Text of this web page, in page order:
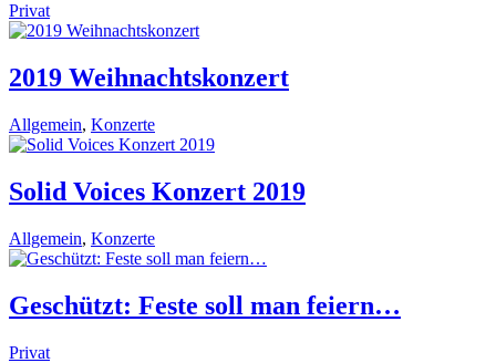
Privat
2019 Weihnachtskonzert
Allgemein, Konzerte
Solid Voices Konzert 2019
Allgemein, Konzerte
Geschützt: Feste soll man feiern…
Privat